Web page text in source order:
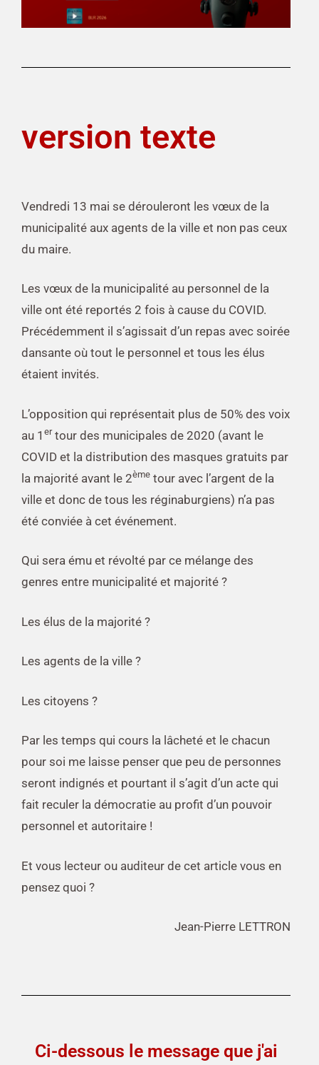
version texte
Vendredi 13 mai se dérouleront les vœux de la
municipalité aux agents de la ville et non pas ceux
du maire.
Les vœux de la municipalité au personnel de la
ville ont été reportés 2 fois à cause du COVID.
Précédemment il s’agissait d’un repas avec soirée
dansante où tout le personnel et tous les élus
étaient invités.
L’opposition qui représentait plus de 50% des voix
au 1 ertour des municipales de 2020 (avant le
COVID et la distribution des masques gratuits par
la majorité avant le 2ème tour avec l’argent de la
ville et donc de tous les réginaburgiens) n’a pas
été conviée à cet événement.
Qui sera ému et révolté par ce mélange des
genres entre municipalité et majorité ?
Les élus de la majorité ?
Les agents de la ville ?
Les citoyens ?
Par les temps qui cours la lâcheté et le chacun
pour soi me laisse penser que peu de personnes
seront indignés et pourtant il s’agit d’un acte qui
fait reculer la démocratie au profit d’un pouvoir
personnel et autoritaire !
Et vous lecteur ou auditeur de cet article vous en
pensez quoi ?
Jean-Pierre LETTRON
Ci-dessous le message que j'ai